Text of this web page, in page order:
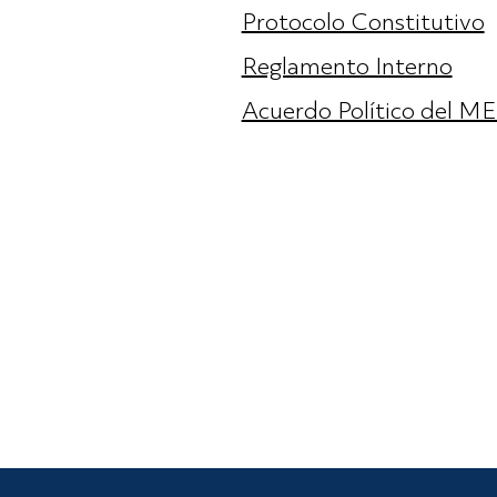
Protocolo Constitutivo
Reglamento Interno
Acuerdo Político del